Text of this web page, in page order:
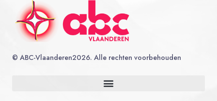
© ABC-Vlaanderen2026. Alle rechten voorbehouden